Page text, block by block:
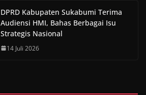
DPRD Kabupaten Sukabumi Terima
Audiensi HMI, Bahas Berbagai Isu
Strategis Nasional
14 Juli 2026